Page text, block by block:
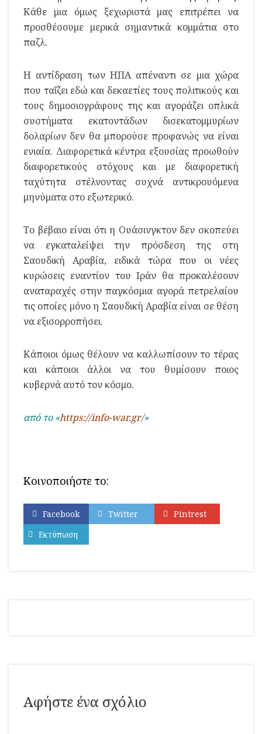
Κάθε μια όμως ξεχωριστά μας επιτρέπει να
προσθέσουμε μερικά σημαντικά κομμάτια στο
παζλ.
Η αντίδραση των ΗΠΑ απέναντι σε μια χώρα
που ταΐζει εδώ και δεκαετίες τους πολιτικούς και
τους δημοσιογράφους της και αγοράζει οπλικά
συστήματα εκατοντάδων δισεκατομμυρίων
δολαρίων δεν θα μπορούσε προφανώς να είναι
ενιαία. Διαφορετικά κέντρα εξουσίας προωθούν
διαφορετικούς στόχους και με διαφορετική
ταχύτητα στέλνοντας συχνά αντικρουόμενα
μηνύματα στο εξωτερικό.
Το βέβαιο είναι ότι η Ουάσινγκτον δεν σκοπεύει
να εγκαταλείψει την πρόσδεση της στη
Σαουδική Αραβία, ειδικά τώρα που οι νέες
κυρώσεις εναντίον του Ιράν θα προκαλέσουν
αναταραχές στην παγκόσμια αγορά πετρελαίου
τις οποίες μόνο η Σαουδική Αραβία είναι σε θέση
να εξισορροπήσει.
Κάποιοι όμως θέλουν να καλλωπίσουν το τέρας
και κάποιοι άλλοι να του θυμίσουν ποιος
κυβερνά αυτό τον κόσμο.
από το «https://info-war.gr/»
Κοινοποιήστε το:
Facebook Twitter
Pintrest
Εκτύπωση
Αφήστε ένα σχόλιο